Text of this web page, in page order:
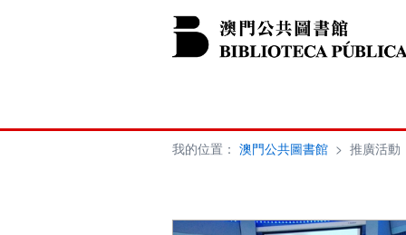
我的位置： 澳門公共圖書館> 推廣活動